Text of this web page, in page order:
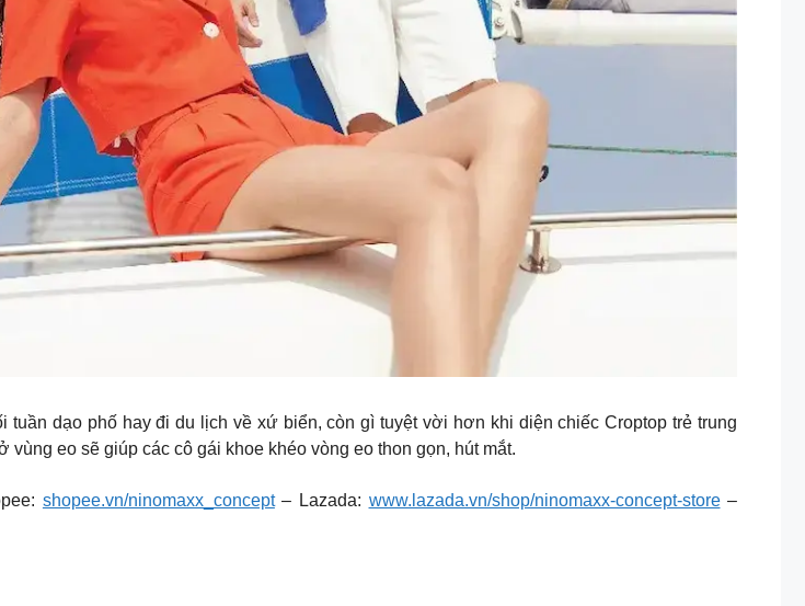
tuần dạo phố hay đi du lịch về xứ biển, còn gì tuyệt vời hơn khi diện chiếc Croptop trẻ trung
vùng eo sẽ giúp các cô gái khoe khéo vòng eo thon gọn, hút mắt.
shopee.vn/ninomaxx_concept– Lazada: www.lazada.vn/shop/ninomaxx-concept-store–